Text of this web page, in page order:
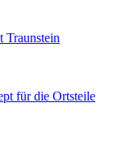
Traunstein
für die Ortsteile